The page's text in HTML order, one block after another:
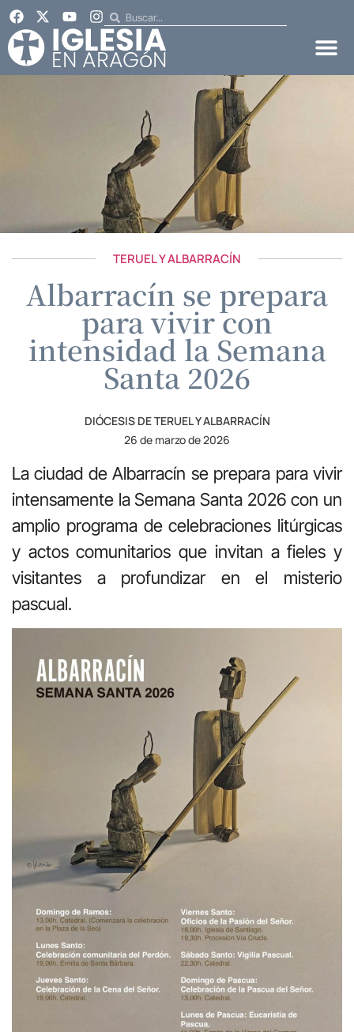
TERUEL Y ALBARRACÍN
Albarracín se prepara
para vivir con
intensidad la Semana
Santa 2026
DIÓCESIS DE TERUEL Y ALBARRACÍN
26 de marzo de 2026
La ciudad de Albarracín se prepara para vivir
intensamente la Semana Santa 2026 con un
amplio programa de celebraciones litúrgicas
y actos comunitarios que invitan a fieles y
visitantes a profundizar en el misterio
pascual.